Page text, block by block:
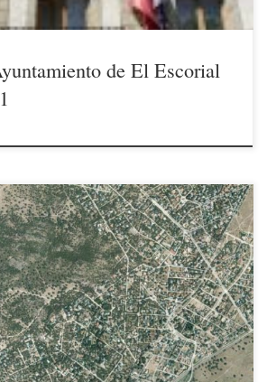
de El Escorial
de los vecinos de Montencinar, San Ignacio
de El Escorial ha dejado sacas de sal en
del restaurante El TRASTA) y a la entrada
vialidad invernal en versión autoservicio.